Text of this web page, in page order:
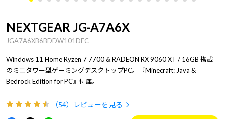
NEXTGEAR JG-A7A6X
JGA7A6XB6BDDW101DEC
Windows 11 Home Ryzen 7 7700 & RADEON RX 9060 XT / 16GB 搭載
のミニタワー型ゲーミングデスクトップPC。『Minecraft: Java &
Bedrock Edition for PC』付属。
（54） レビューを見る